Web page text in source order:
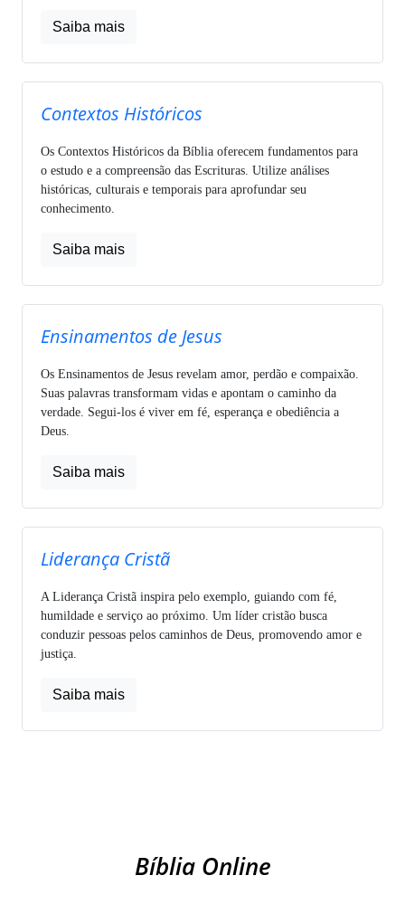
Saiba mais
Contextos Históricos
Os Contextos Históricos da Bíblia oferecem fundamentos para
o estudo e a compreensão das Escrituras. Utilize análises
históricas, culturais e temporais para aprofundar seu
conhecimento.
Saiba mais
Ensinamentos de Jesus
Os Ensinamentos de Jesus revelam amor, perdão e compaixão.
Suas palavras transformam vidas e apontam o caminho da
verdade. Segui-los é viver em fé, esperança e obediência a
Deus.
Saiba mais
Liderança Cristã
A Liderança Cristã inspira pelo exemplo, guiando com fé,
humildade e serviço ao próximo. Um líder cristão busca
conduzir pessoas pelos caminhos de Deus, promovendo amor e
justiça.
Saiba mais
Bíblia Online